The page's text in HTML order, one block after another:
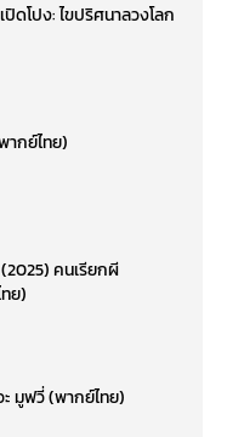
ดโปง: ไขปริศนาลวงโลก
ากย์ไทย)
คนเรียกผี
ย)
ะ มูฟวี่ (พากย์ไทย)